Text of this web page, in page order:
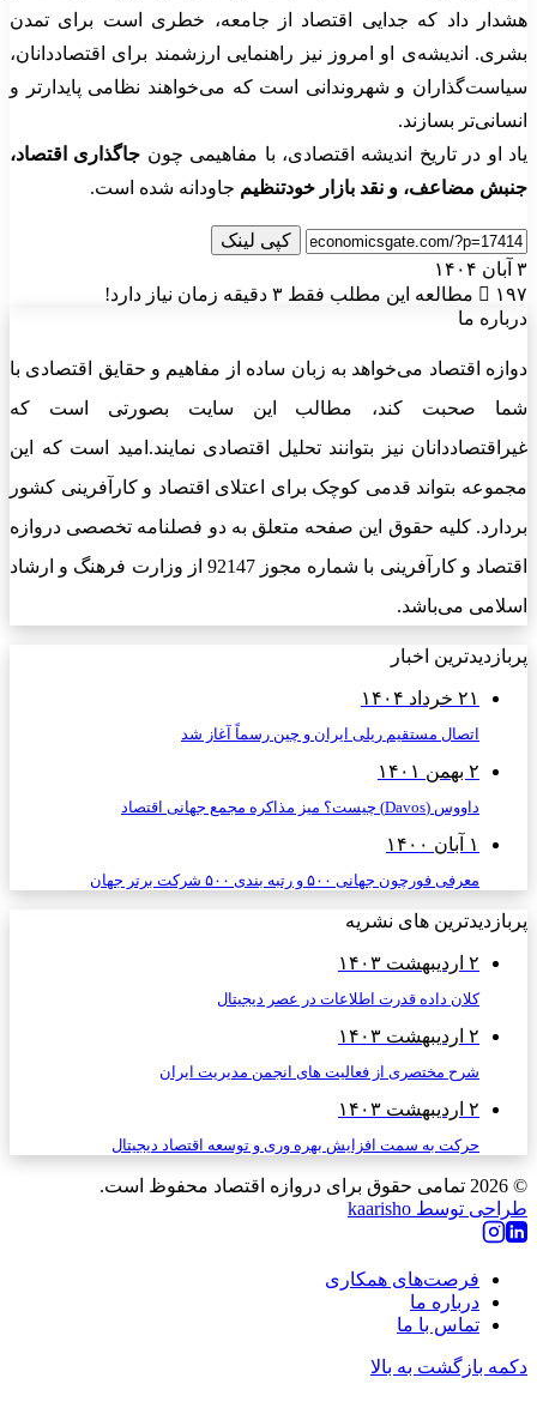
هشدار داد که جدایی اقتصاد از جامعه، خطری است برای تمدن
بشری. اندیشه‌ی او امروز نیز راهنمایی ارزشمند برای اقتصاددانان،
سیاست‌گذاران و شهروندانی است که می‌خواهند نظامی پایدارتر و
انسانی‌تر بسازند.
یاد او در تاریخ اندیشه اقتصادی، با مفاهیمی چون جاگذاری اقتصاد،
جنبش مضاعف، و نقد بازار خودتنظیم جاودانه شده است.
کپی لینک
۳ آبان ۱۴۰۴
۱۹۷
مطالعه این مطلب فقط ۳ دقیقه زمان نیاز دارد!
درباره ما
دوازه اقتصاد می‌خواهد به زبان ساده از مفاهیم و حقایق اقتصادی با
شما صحبت کند، مطالب این سایت بصورتی است که
غیراقتصاددانان نیز بتوانند تحلیل اقتصادی نمایند.امید است که این
مجموعه بتواند قدمی کوچک برای اعتلای اقتصاد و کارآفرینی کشور
بردارد. کلیه حقوق این صفحه متعلق به دو فصلنامه تخصصی دروازه
اقتصاد و کارآفرینی با شماره مجوز 92147 از وزارت فرهنگ و ارشاد
اسلامی می‌باشد.
پربازدیدترین اخبار
۲۱ خرداد ۱۴۰۴
اتصال مستقیم ریلی ایران و چین رسماً آغاز شد
۲ بهمن ۱۴۰۱
داووس (Davos) چیست؟ میز مذاکره مجمع جهانی اقتصاد
۱ آبان ۱۴۰۰
معرفی فورچون جهانی ۵۰۰ و رتبه بندی ۵۰۰ شرکت برتر جهان
پربازدیدترین های نشریه
۲ اردیبهشت ۱۴۰۳
کلان داده قدرت اطلاعات در عصر دیجیتال
۲ اردیبهشت ۱۴۰۳
شرح مختصری از فعالیت های انجمن مدیریت ایران
۲ اردیبهشت ۱۴۰۳
حرکت به سمت افزایش بهره وری و توسعه اقتصاد دیجیتال
© 2026
تمامی حقوق برای دروازه اقتصاد محفوظ است.
طراحی توسط kaarisho
فرصت‌های همکاری
درباره ما
تماس با ما
دکمه بازگشت به بالا